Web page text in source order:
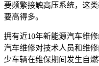
要频繁接触高压系统，这
要高得多。
拥有近10年新能源汽车维
汽车维修对技术人员和维
少车辆在维保期间发生自